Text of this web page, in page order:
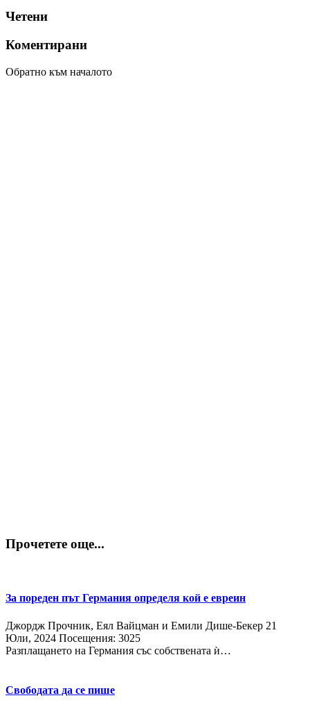
Четени
Коментирани
Обратно към началото
Прочетете още...
За пореден път Германия определя кой е евреин
Джордж Прочник, Еял Вайцман и Емили Дише-Бекер 21
Юли, 2024 Посещения: 3025
Разплащането на Германия със собствената ѝ…
Свободата да се пише